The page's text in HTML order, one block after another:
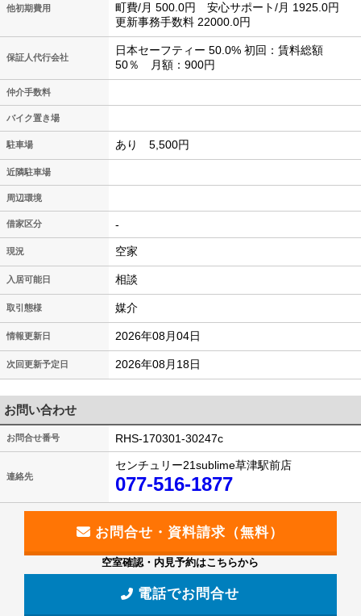
他初期費用
町費/月 500.0円 安心サポート/月 1925.0円
更新事務手数料 22000.0円
保証人代行会社
日本セーフティー 50.0% 初回：賃料総額
50％ 月額：900円
仲介手数料
バイク置き場
駐車場 あり 5,500円
近隣駐車場
周辺環境
借家区分 -
現況 空家
入居可能日 相談
取引態様 媒介
情報更新日 2026年08月04日
次回更新予定日 2026年08月18日
お問い合わせ
お問合せ番号 RHS-170301-30247c
連絡先
センチュリー21sublime草津駅前店
077-516-1877
空室確認・内見予約はこちらから
電話でお問合せ